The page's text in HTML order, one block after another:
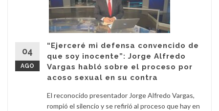
04
AGO
“Ejerceré mi defensa convencido de
que soy inocente”: Jorge Alfredo
Vargas habló sobre el proceso por
acoso sexual en su contra
El reconocido presentador Jorge Alfredo Vargas,
rompió el silencio y se refirió al proceso que hay en